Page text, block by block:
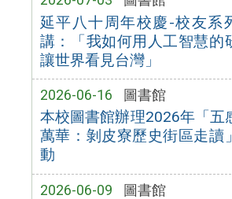
延平八十周年校慶-校友系
講：「我如何用人工智慧的
讓世界看見台灣」
2026-06-16 圖書館
本校圖書館辦理2026年「五
萬華：剝皮寮歷史街區走讀
動
2026-06-09 圖書館